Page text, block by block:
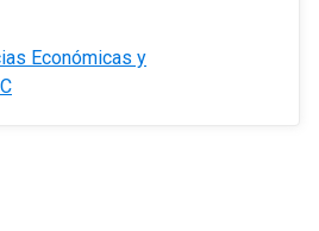
Económicas y